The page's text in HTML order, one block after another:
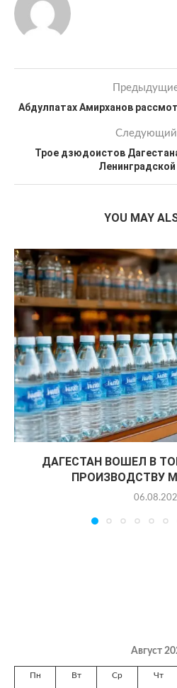
Абдулпатах Амирханов
Следующий
Трое дзюдоистов
YOU MAY
ДАГЕСТАН ВОШЕЛ В
ПРОИЗВОДСТВУ
Август
Пн Вт Ср Чт